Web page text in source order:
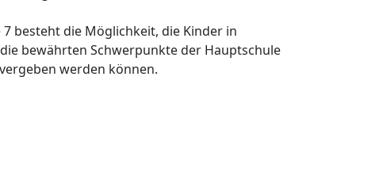
besteht die Möglichkeit, die Kinder in
bewährten Schwerpunkte der Hauptschule
werden können.